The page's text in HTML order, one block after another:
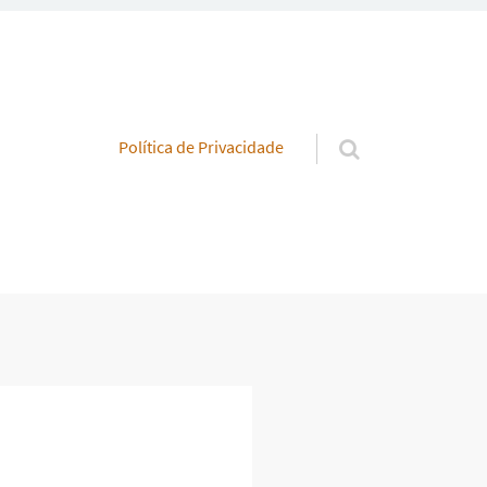
Pular para o conteúdo
Política de Privacidade